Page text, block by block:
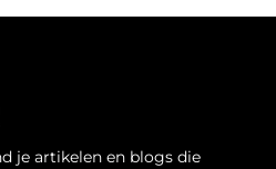
je artikelen en blogs die